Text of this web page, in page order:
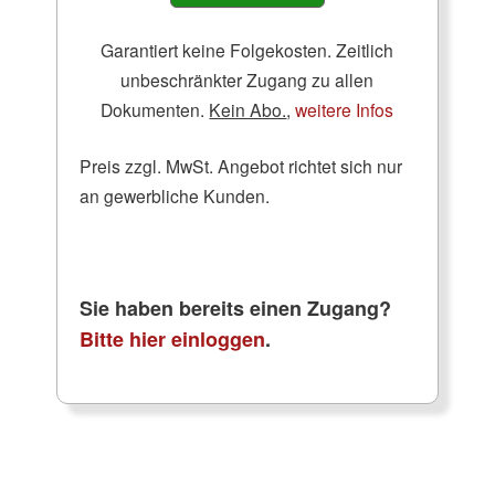
Garantiert keine Folgekosten. Zeitlich
unbeschränkter Zugang zu allen
Dokumenten. Kein Abo.,weitere Infos
Preis zzgl. MwSt. Angebot richtet sich nur
an gewerbliche Kunden.
Sie haben bereits einen Zugang?
Bitte hier einloggen.